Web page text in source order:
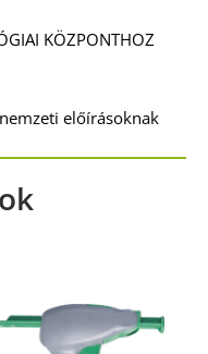
KÖZPONTHOZ
előírásoknak